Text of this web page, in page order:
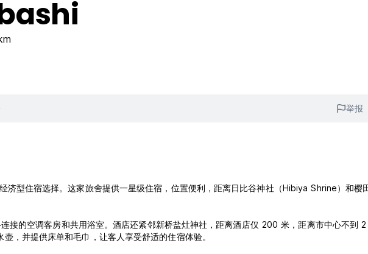
举报
型住宿选择。这家旅舍提供一星级住宿，位置便利，距离日比谷神社（Hibiya Shrine）和樱
接的空调客房和共用浴室。酒店还紧邻新桥盐灶神社，距离酒店仅 200 米，距离市中心不到
，并提供床单和毛巾，让客人享受舒适的住宿体验。